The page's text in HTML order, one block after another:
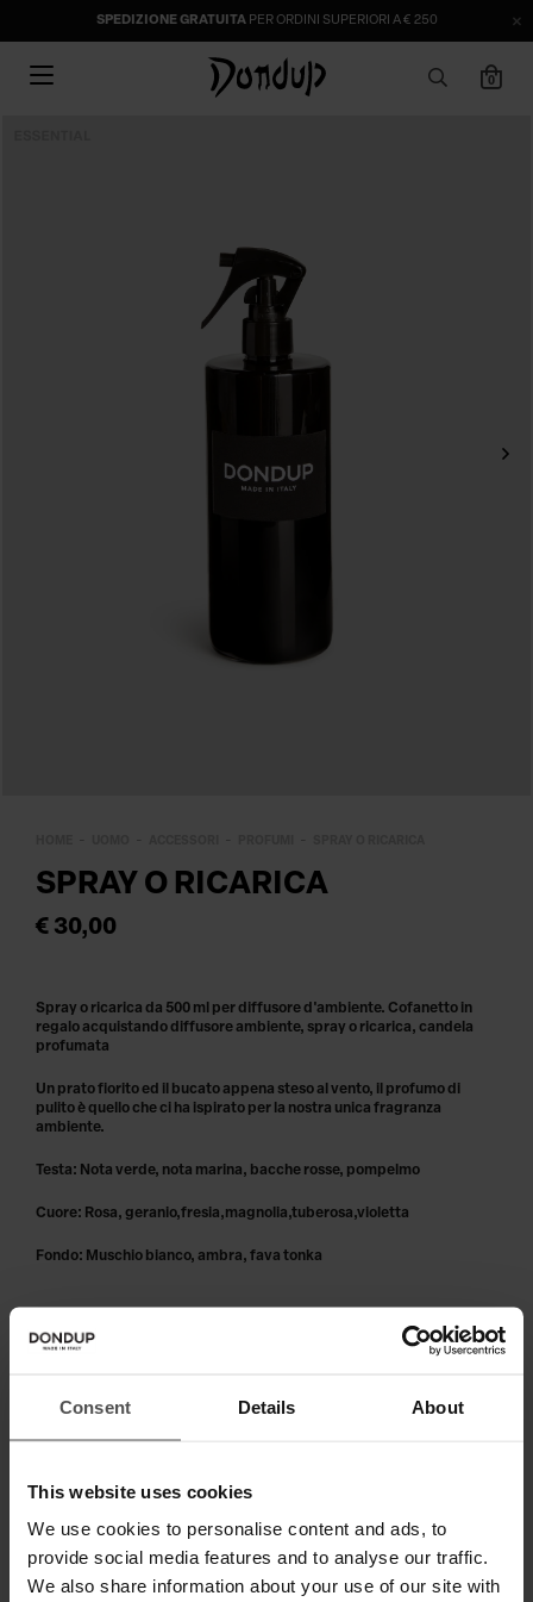
Consent Details About
This website uses cookies
We use cookies to personalise content and ads, to
provide social media features and to analyse our traffic.
We also share information about your use of our site with
SPEDIZIONE GRATUITAPER ORDINI SUPERIORI A € 250
0
SPRAY O RICARICA
€ 30,00
Spray o ricarica da 500 ml per diffusore d'ambiente. Cofanetto in
regalo acquistando diffusore ambiente, spray o ricarica, candela
profumata
Un prato fiorito ed il bucato appena steso al vento, il profumo di
pulito è quello che ci ha ispirato per la nostra unica fragranza
ambiente.
Testa: Nota verde, nota marina, bacche rosse, pompelmo
Cuore: Rosa, geranio,fresia,magnolia,tuberosa,violetta
Fondo: Muschio bianco, ambra, fava tonka
SPEDIZIONE E RESO
SPECIFICHE TECNICHE